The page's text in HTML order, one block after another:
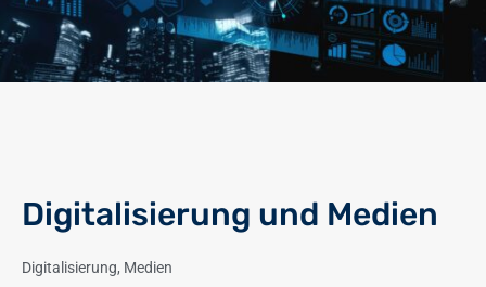
Digitalisierung und Medien
Digitalisierung, Medien